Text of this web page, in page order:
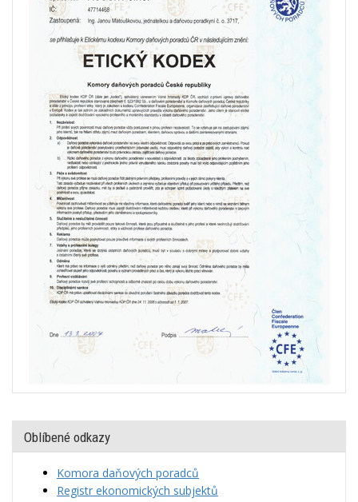
Oblíbené odkazy
Komora daňových poradců
Registr ekonomických subjektů